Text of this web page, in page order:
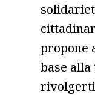
propone
base
rivolgerti